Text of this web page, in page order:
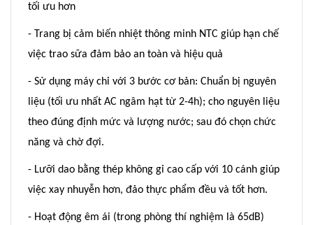
tối ưu hơn
- Trang bị cảm biến nhiệt thông minh NTC giúp hạn chế
việc trao sữa đảm bảo an toàn và hiệu quả
- Sử dụng máy chỉ với 3 bước cơ bản: Chuẩn bị nguyên
liệu (tối ưu nhất AC ngâm hạt từ 2-4h); cho nguyên liệu
theo đúng định mức và lượng nước; sau đó chọn chức
năng và chờ đợi.
- Lưỡi dao bằng thép không gỉ cao cấp với 10 cánh giúp
việc xay nhuyễn hơn, đảo thực phẩm đều và tốt hơn.
- Hoạt động êm ái (trong phòng thí nghiệm là 65dB)